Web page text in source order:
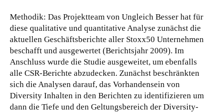
Methodik: Das Projektteam von Ungleich Besser hat für
diese qualitative und quantitative Analyse zunächst die
aktuellen Geschäftsberichte aller Stoxx50 Unternehmen
beschafft und ausgewertet (Berichtsjahr 2009). Im
Anschluss wurde die Studie ausgeweitet, um ebenfalls
alle CSR-Berichte abzudecken. Zunächst beschränkten
sich die Analysen darauf, das Vorhandensein von
Diversity Inhalten in den Berichten zu identifizieren um
dann die Tiefe und den Geltungsbereich der Diversity-